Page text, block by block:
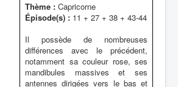
Thème : Capricorne
Épisode(s) : 11 + 27 + 38 + 43-44
Il possède de nombreuses
différences avec le précédent,
notamment sa couleur rose, ses
mandibules massives et ses
antennes dirigées vers le bas et